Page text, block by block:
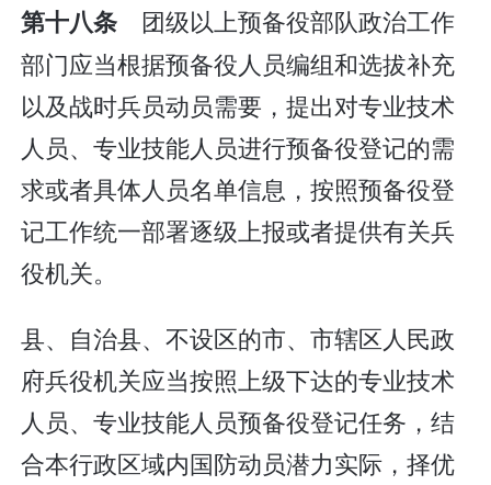
第十八条 团级以上预备役部队政治工作
部门应当根据预备役人员编组和选拔补充
以及战时兵员动员需要，提出对专业技术
人员、专业技能人员进行预备役登记的需
求或者具体人员名单信息，按照预备役登
记工作统一部署逐级上报或者提供有关兵
役机关。
县、自治县、不设区的市、市辖区人民政
府兵役机关应当按照上级下达的专业技术
人员、专业技能人员预备役登记任务，结
合本行政区域内国防动员潜力实际，择优